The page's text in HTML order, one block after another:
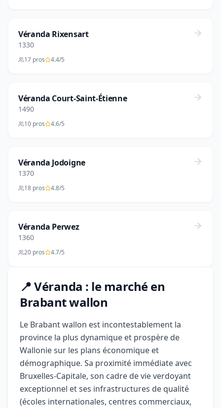
Véranda Rixensart
1330
17 pros 4.4/5
Véranda Court-Saint-Étienne
1490
10 pros 4.6/5
Véranda Jodoigne
1370
18 pros 4.8/5
Véranda Perwez
1360
20 pros 4.7/5
📍 Véranda : le marché en
Brabant wallon
Le Brabant wallon est incontestablement la
province la plus dynamique et prospère de
Wallonie sur les plans économique et
démographique. Sa proximité immédiate avec
Bruxelles-Capitale, son cadre de vie verdoyant
exceptionnel et ses infrastructures de qualité
(écoles internationales, centres commerciaux,